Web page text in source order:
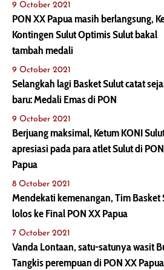
9 October 2021
PON XX Papua masih berlangsung,
Kontingen Sulut Optimis Sulut bakal
tambah medali
9 October 2021
Selangkah lagi Basket Sulut catat
baru: Medali Emas di PON
9 October 2021
Berjuang maksimal, Ketum KONI
apresiasi pada para atlet Sulut di
Papua
8 October 2021
Mendekati kemenangan, Tim Basket
lolos ke Final PON XX Papua
7 October 2021
Vanda Lontaan, satu-satunya wasit
Tangkis perempuan di PON XX Papua